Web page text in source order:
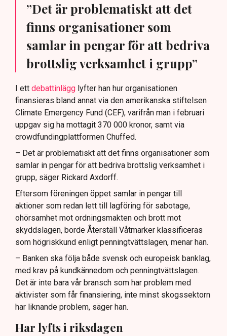
”Det är problematiskt att det
finns organisationer som
samlar in pengar för att bedriva
brottslig verksamhet i grupp”
I ett debattinlägg lyfter han hur organisationen
finansieras bland annat via den amerikanska stiftelsen
Climate Emergency Fund (CEF), varifrån man i februari
uppgav sig ha mottagit 370 000 kronor, samt via
crowdfundingplattformen Chuffed.
– Det är problematiskt att det finns organisationer som
samlar in pengar för att bedriva brottslig verksamhet i
grupp, säger Rickard Axdorff.
Eftersom föreningen öppet samlar in pengar till
aktioner som redan lett till lagföring för sabotage,
ohörsamhet mot ordningsmakten och brott mot
skyddslagen, borde Återställ Våtmarker klassificeras
som högriskkund enligt penningtvättslagen, menar han.
– Banken ska följa både svensk och europeisk banklag,
med krav på kundkännedom och penningtvättslagen.
Det är inte bara vår bransch som har problem med
aktivister som får finansiering, inte minst skogssektorn
har liknande problem, säger han.
Har lyfts i riksdagen